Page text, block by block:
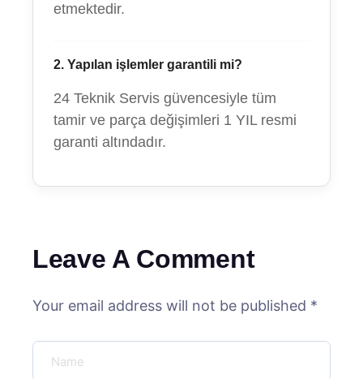
etmektedir.
2. Yapılan işlemler garantili mi?
24 Teknik Servis güvencesiyle tüm
tamir ve parça değişimleri 1 YIL resmi
garanti altındadır.
Leave A Comment
Your email address will not be published *